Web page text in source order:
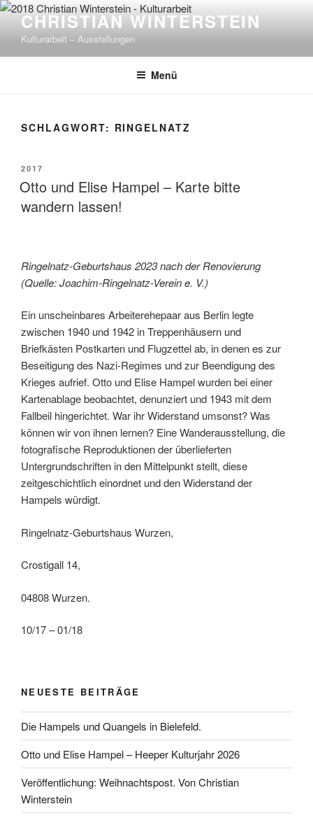
Zum
Inhalt
springen
CHRISTIAN WINTERSTEIN
Kulturarbeit – Ausstellungen
Menü
SCHLAGWORT: RINGELNATZ
VERÖFFENTLICHT
AM
2017
Otto und Elise Hampel – Karte bitte
wandern lassen!
Ringelnatz-Geburtshaus 2023 nach der Renovierung
(Quelle: Joachim-Ringelnatz-Verein e. V.)
Ein unscheinbares Arbeiterehepaar aus Berlin legte
zwischen 1940 und 1942 in Treppenhäusern und
Briefkästen Postkarten und Flugzettel ab, in denen es zur
Beseitigung des Nazi-Regimes und zur Beendigung des
Krieges aufrief. Otto und Elise Hampel wurden bei einer
Kartenablage beobachtet, denunziert und 1943 mit dem
Fallbeil hingerichtet. War ihr Widerstand umsonst? Was
können wir von ihnen lernen? Eine Wanderausstellung, die
fotografische Reproduktionen der überlieferten
Untergrundschriften in den Mittelpunkt stellt, diese
zeitgeschichtlich einordnet und den Widerstand der
Hampels würdigt.
Ringelnatz-Geburtshaus Wurzen,
Crostigall 14,
04808 Wurzen.
10/17 – 01/18
NEUESTE BEITRÄGE
Die Hampels und Quangels in Bielefeld.
Otto und Elise Hampel – Heeper Kulturjahr 2026
Veröffentlichung: Weihnachtspost. Von Christian
Winterstein